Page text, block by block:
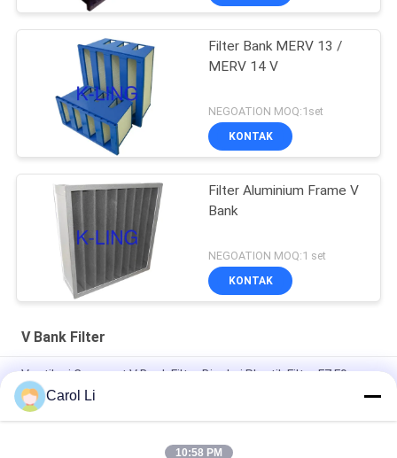
Filter Bank MERV 13 /
MERV 14 V
NEGOATION MOQ:1set
KONTAK
Filter Aluminium Frame V
Bank
NEGOATION MOQ:1 set
KONTAK
V Bank Filter
Ventilasi Compact V Bank Filter Bingkai Plastik Filter F7 F9
Filter ISO Purifie V Bank Filter Bingkai Plastik Dengan Volume
Udara Besar
Carol Li
10:58 PM